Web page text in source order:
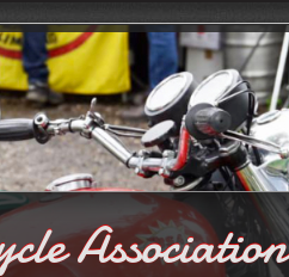
Association